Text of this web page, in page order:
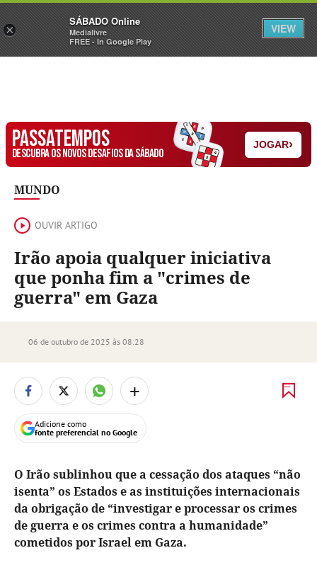
Sábado Assine Iniciar Sessão
PASSATEMPOS
DESCUBRA OS NOVOS DESAFIOS DA SÁBADO
JOGAR›
MUNDO
OUVIR ARTIGO
Irão apoia qualquer iniciativa
que ponha fim a "crimes de
guerra" em Gaza
06 de outubro de 2025 às 08:28
+
Adicione como
fonte preferencial no Google
O Irão sublinhou que a cessação dos ataques “não
isenta” os Estados e as instituições internacionais
da obrigação de “investigar e processar os crimes
de guerra e os crimes contra a humanidade”
cometidos por Israel em Gaza.
×
SÁBADO Online
Medialivre
FREE - In Google Play
VIEW